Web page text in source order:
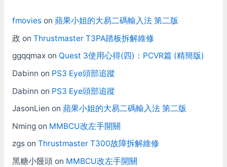
fmovieson 蘋果小姐的大易二碼輸入法 第二版
政 on Thrustmaster T3PA踏板拆解維修
ggqqmaxon Quest 3使用心得(四)：PCVR篇 (精簡版)
Dabinn on PS3 Eye頭部追蹤
Dabinn on PS3 Eye頭部追蹤
JasonLien on 蘋果小姐的大易二碼輸入法 第二版
Nmingon MMBCU改左手開關
zgson Thrustmaster T300故障拆解維修
黑糖小饅頭on MMBCU改左手開關